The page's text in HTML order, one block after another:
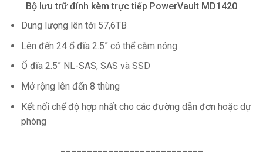
Bộ lưu trữ đính kèm trực tiếp PowerVault MD1420
Dung lượng lên tới 57,6TB
Lên đến 24 ổ đĩa 2.5” có thể cắm nóng
Ổ đĩa 2.5” NL-SAS, SAS và SSD
Mở rộng lên đến 8 thùng
Kết nối chế độ hợp nhất cho các đường dẫn đơn hoặc dự
phòng